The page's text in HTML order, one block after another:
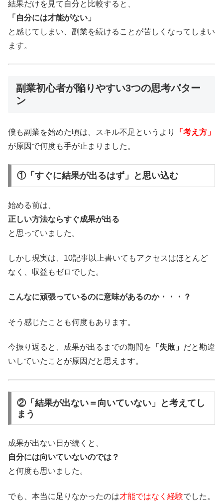
結果だけを見て自分と比較すると、
「自分には才能がない」
と感じてしまい、副業を続けることが苦しくなってしまい
ます。
副業初心者が陥りやすい3つの思考パター
ン
僕も副業を始めた頃は、スキル不足というより
「考え方」
が原因で何度も手が止まりました。
①「すぐに結果が出るはず」と思い込む
始める前は、
正しい方法ならすぐ成果が出る
と思っていました。
しかし現実は、10記事以上書いてもアクセスはほとんど
なく、収益もゼロでした。
こんなに頑張っているのに意味があるのか・・・？
そう感じたことも何度もあります。
今振り返ると、成果が出るまでの期間を 「失敗」 だと勘違
いしていたことが原因だと思えます。
②「結果が出ない＝向いていない」と考えてし
まう
成果が出ない日が続くと、
自分には向いていないのでは？
と何度も思いました。
でも、本当に足りなかったのは才能ではなく経験でした。